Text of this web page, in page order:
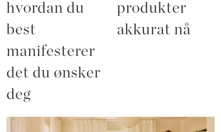
hvordan du
best
manifesterer
det du ønsker
deg
produkter
akkurat nå